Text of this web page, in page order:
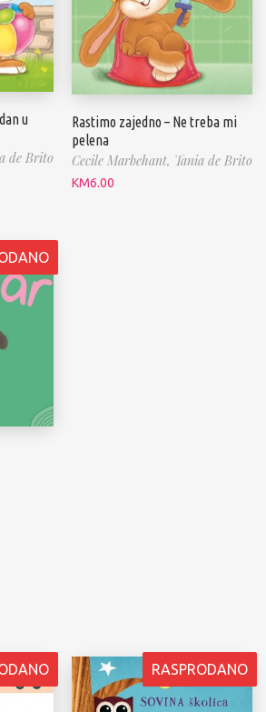
u
de Brito
Rastimo zajedno – Ne treba mi
pelena
Cecile Marbehant, Tania de Brito
KM6.00
RASPRODANO